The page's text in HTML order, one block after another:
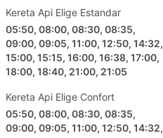
Valladolid - Barcelona
Marseille - Barcelona
San Sebastian - Burgos
Granada - Barcelona
Barcelona - Avignon
Sepanyol - Segovia
Granada - Madrid
Kereta Api Elige Estandar
05:50, 08:00, 08:30, 08:35,
09:00, 09:05, 11:00, 12:50, 14:32,
15:00, 15:15, 16:00, 16:38, 17:00,
18:00, 18:40, 21:00, 21:05
Kereta Api Elige Confort
05:50, 08:00, 08:30, 08:35,
09:00, 09:05, 11:00, 12:50, 14:32,